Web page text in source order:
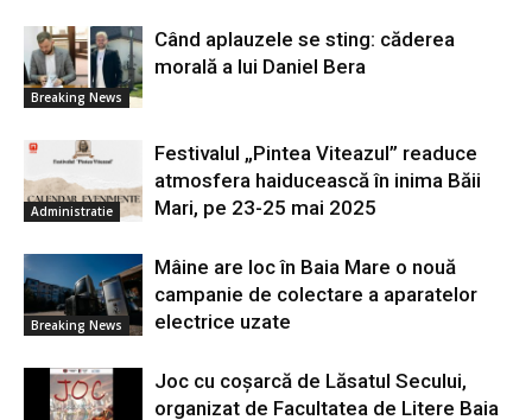
Breaking News
Când aplauzele se sting: căderea
morală a lui Daniel Bera
Administratie
Festivalul „Pintea Viteazul” readuce
atmosfera haiducească în inima Băii
Mari, pe 23-25 mai 2025
Breaking News
Mâine are loc în Baia Mare o nouă
campanie de colectare a aparatelor
electrice uzate
Joc cu coșarcă de Lăsatul Secului,
organizat de Facultatea de Litere Baia